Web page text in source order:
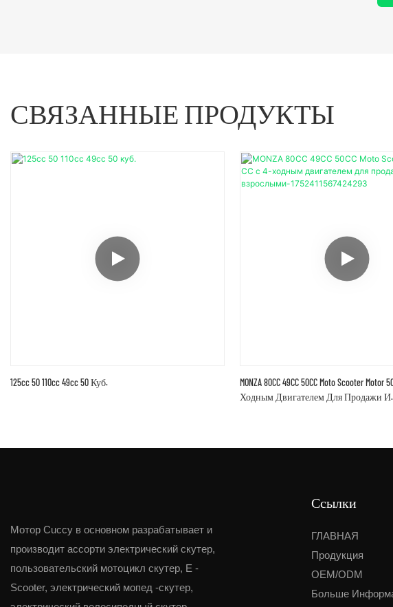
СВЯЗАННЫЕ ПРОДУКТЫ
125cc 50 110cc 49cc 50 Куб.
MONZA 80CC 49CC 50CC Moto Scooter Motor
Ходным Двигателем Для Продажи И
Мотор Cuccy в основном разрабатывает и
производит ассорти электрический скутер,
пользовательский мотоцикл скутер, E -
Scooter, электрический мопед -скутер,
Ссылки
ГЛАВНАЯ
Продукция
OEM/ODM
Больше